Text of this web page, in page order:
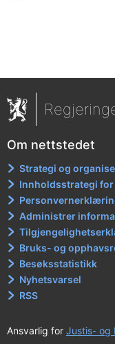
Om nettstedet
Strategi og
Innholdsstrategi
Administrer
Bruks- og
Besøksstatistikk
Nyhetsvarsel
RSS
Ansvarlig for Justis- og